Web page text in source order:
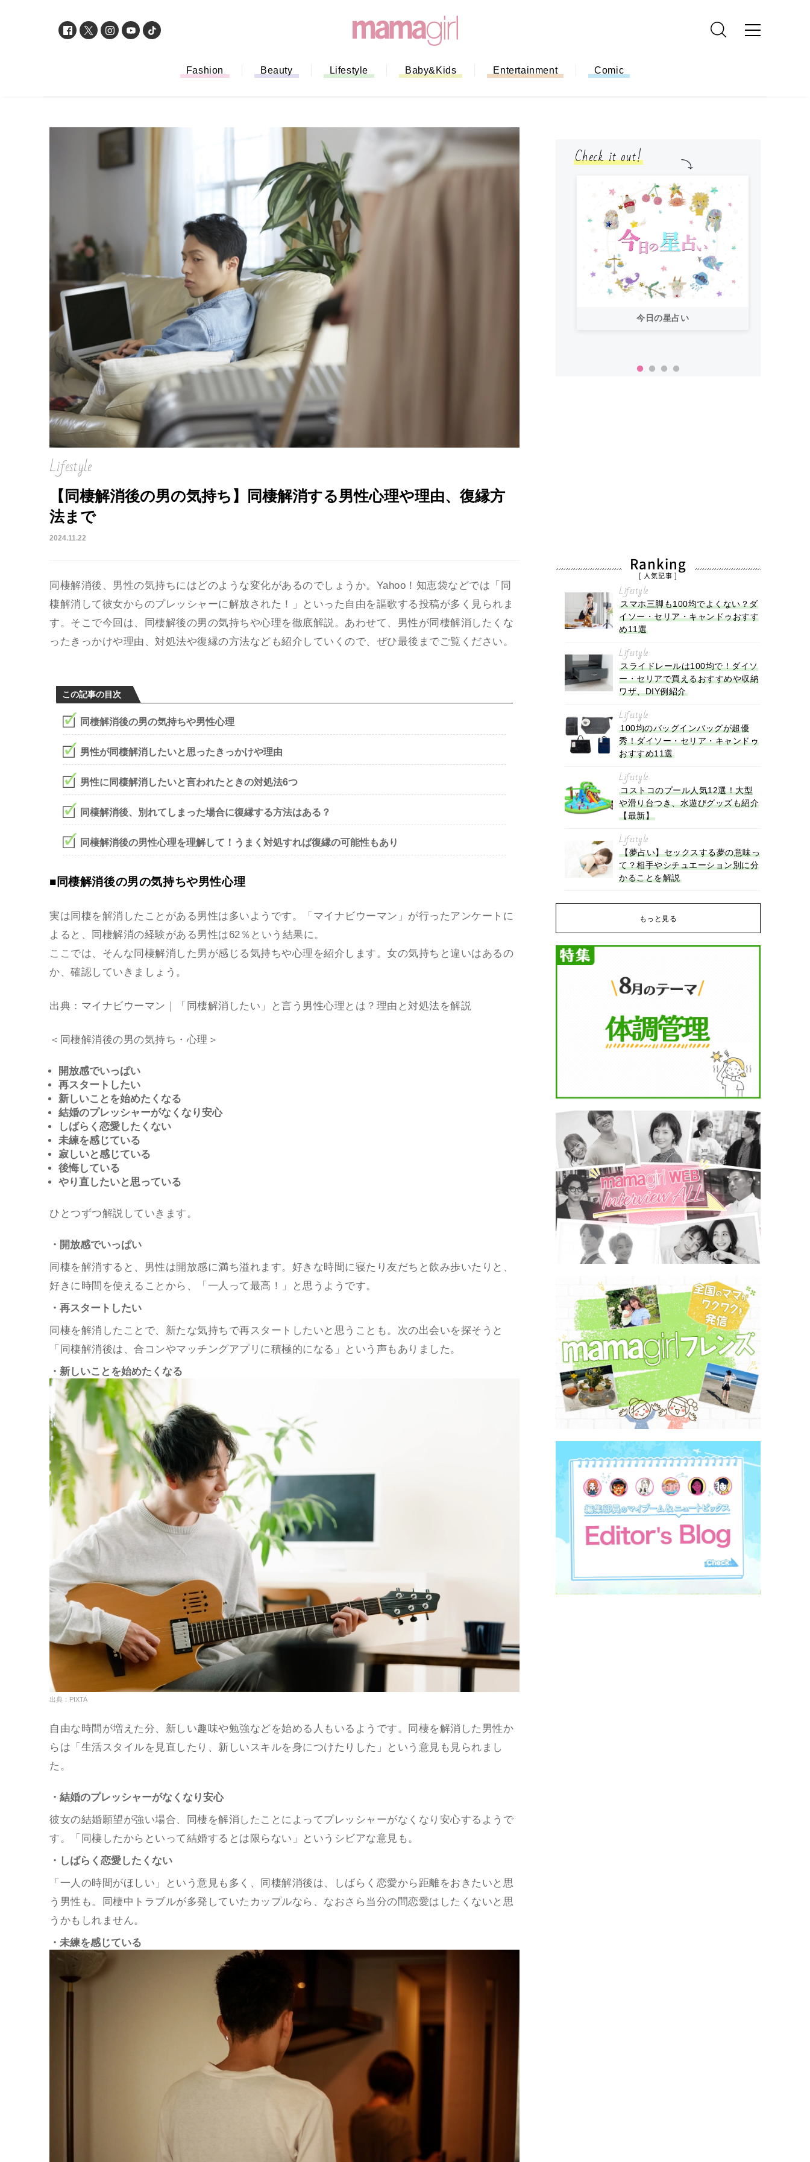
Fashion Beauty Lifestyle Baby&Kids Entertainment Comic
Lifestyle
【同棲解消後の男の気持ち】同棲解消する男性心理や理由、復縁方
法まで
2024.11.22
同棲解消後、男性の気持ちにはどのような変化があるのでしょうか。Yahoo！知恵袋などでは「同
棲解消して彼女からのプレッシャーに解放された！」といった自由を謳歌する投稿が多く見られま
す。そこで今回は、同棲解後の男の気持ちや心理を徹底解説。あわせて、男性が同棲解消したくな
ったきっかけや理由、対処法や復縁の方法なども紹介していくので、ぜひ最後までご覧ください。
この記事の目次
同棲解消後の男の気持ちや男性心理
男性が同棲解消したいと思ったきっかけや理由
男性に同棲解消したいと言われたときの対処法6つ
同棲解消後、別れてしまった場合に復縁する方法はある？
同棲解消後の男性心理を理解して！うまく対処すれば復縁の可能性もあり
■同棲解消後の男の気持ちや男性心理
実は同棲を解消したことがある男性は多いようです。「マイナビウーマン」が行ったアンケートに
よると、同棲解消の経験がある男性は62％という結果に。
ここでは、そんな同棲解消した男が感じる気持ちや心理を紹介します。女の気持ちと違いはあるの
か、確認していきましょう。
出典： マイナビウーマン｜「同棲解消したい」と言う男性心理とは？理由と対処法を解説
＜同棲解消後の男の気持ち・心理＞
開放感でいっぱい
再スタートしたい
新しいことを始めたくなる
結婚のプレッシャーがなくなり安心
しばらく恋愛したくない
未練を感じている
寂しいと感じている
後悔している
やり直したいと思っている
ひとつずつ解説していきます。
・開放感でいっぱい
同棲を解消すると、男性は開放感に満ち溢れます。好きな時間に寝たり友だちと飲み歩いたりと、
好きに時間を使えることから、「一人って最高！」と思うようです。
・再スタートしたい
同棲を解消したことで、新たな気持ちで再スタートしたいと思うことも。次の出会いを探そうと
「同棲解消後は、合コンやマッチングアプリに積極的になる」という声もありました。
・新しいことを始めたくなる
出典：PIXTA
自由な時間が増えた分、新しい趣味や勉強などを始める人もいるようです。同棲を解消した男性か
らは「生活スタイルを見直したり、新しいスキルを身につけたりした」という意見も見られまし
た。
・結婚のプレッシャーがなくなり安心
彼女の結婚願望が強い場合、同棲を解消したことによってプレッシャーがなくなり安心するようで
す。「同棲したからといって結婚するとは限らない」というシビアな意見も。
・しばらく恋愛したくない
「一人の時間がほしい」という意見も多く、同棲解消後は、しばらく恋愛から距離をおきたいと思
う男性も。同棲中トラブルが多発していたカップルなら、なおさら当分の間恋愛はしたくないと思
うかもしれません。
・未練を感じている
Check it out!
今日の星占い
Ranking
[ 人気記事 ]
Lifestyle
スマホ三脚も100均でよくない？ダ
イソー・セリア・キャンドゥおすす
め11選
Lifestyle
スライドレールは100均で！ダイソ
ー・セリアで買えるおすすめや収納
ワザ、DIY例紹介
Lifestyle
100均のバッグインバッグが超優
秀！ダイソー・セリア・キャンドゥ
おすすめ11選
Lifestyle
コストコのプール人気12選！大型
や滑り台つき、水遊びグッズも紹介
【最新】
Lifestyle
【夢占い】セックスする夢の意味っ
て？相手やシチュエーション別に分
かることを解説
もっと見る